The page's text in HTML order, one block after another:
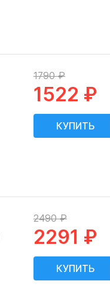
1790 ₽
1522 ₽
2490 ₽
2291 ₽